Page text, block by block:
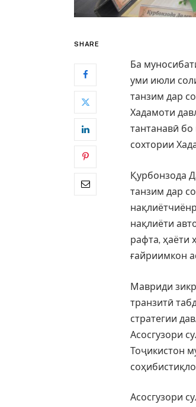
SHARE
Ба
уми июли
танзим дар
Хадамоти
тантанавӣ
сохтории
Қурбонзода
танзим дар
нақлиёти
рафта, ҳаёти
ғайриимкон
Мавриди
транзитӣ
стратегии
Асосгузори
Тоҷикистон
Асосгузори